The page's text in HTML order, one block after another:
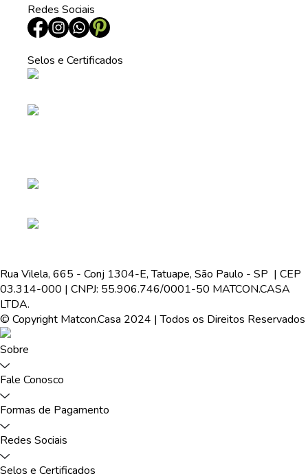
Redes Sociais
Selos e Certificados
Rua Vilela, 665 - Conj 1304-E, Tatuape, São Paulo - SP | CEP
03.314-000 | CNPJ: 55.906.746/0001-50 MATCON.CASA
LTDA.
© Copyright Matcon.Casa 2024 | Todos os Direitos Reservados
Sobre
Fale Conosco
Formas de Pagamento
Redes Sociais
Selos e Certificados